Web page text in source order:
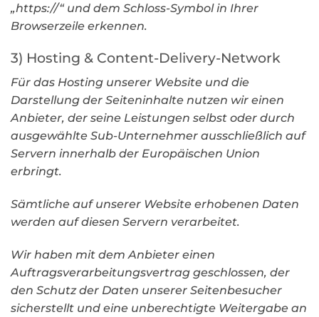
„https://“ und dem Schloss-Symbol in Ihrer
Browserzeile erkennen.
3) Hosting & Content-Delivery-Network
Für das Hosting unserer Website und die
Darstellung der Seiteninhalte nutzen wir einen
Anbieter, der seine Leistungen selbst oder durch
ausgewählte Sub-Unternehmer ausschließlich auf
Servern innerhalb der Europäischen Union
erbringt.
Sämtliche auf unserer Website erhobenen Daten
werden auf diesen Servern verarbeitet.
Wir haben mit dem Anbieter einen
Auftragsverarbeitungsvertrag geschlossen, der
den Schutz der Daten unserer Seitenbesucher
sicherstellt und eine unberechtigte Weitergabe an